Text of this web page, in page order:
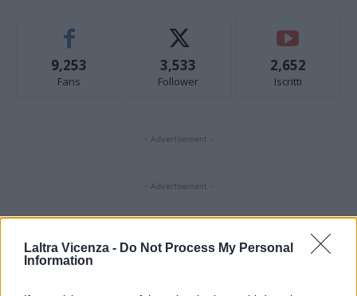
Laltra Vicenza - Do Not Process My Personal
Information
9,253
Fans
3,533
Follower
2,652
Iscritti
- Advertisement -
- Advertisement -